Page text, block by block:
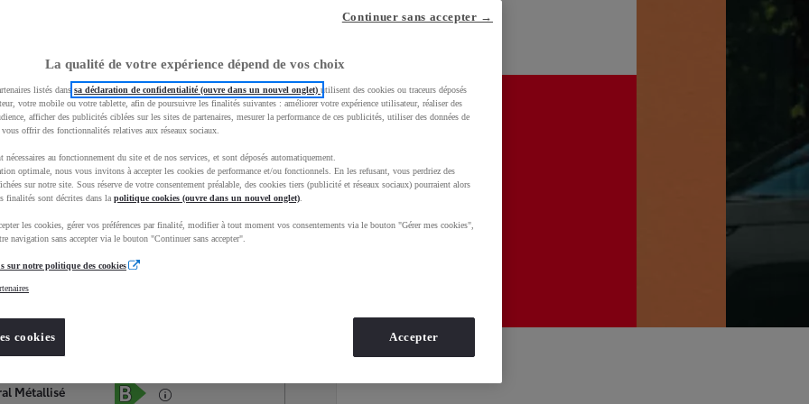
Services Concession
Occasions
Métallisé
La qualité de votre expérience dépend de vos choix
listés dans sa déclaration de confidentialité (ouvre dans un nouvel onglet) utilisent des cookies ou traceurs déposés
votre mobile ou votre tablette, afin de poursuivre les finalités suivantes : améliorer votre expérience utilisateur, réaliser des
afficher des publicités ciblées sur les sites de partenaires, mesurer la performance de ces publicités, utiliser des données de
offrir des fonctionnalités relatives aux réseaux sociaux.
nécessaires au fonctionnement du site et de nos services, et sont déposés automatiquement.
optimale, nous vous invitons à accepter les cookies de performance et/ou fonctionnels. En les refusant, vous perdriez des
sur notre site. Sous réserve de votre consentement préalable, des cookies tiers (publicité et réseaux sociaux) pourraient alors
finalités sont décrites dans la politique cookies (ouvre dans un nouvel onglet)
les cookies, gérer vos préférences par finalité, modifier à tout moment vos consentements via le bouton "Gérer mes cookies",
navigation sans accepter via le bouton "Continuer sans accepter".
sur notre politique des cookies
cookies
Continuer sans accepter →
Accepter